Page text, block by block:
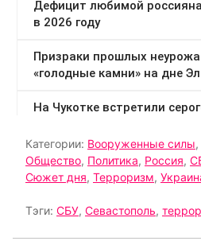
Категории: Вооруженные силы,
Общество, Политика, Россия,
Сюжет дня, Терроризм,
Тэги: СБУ, Севастополь,